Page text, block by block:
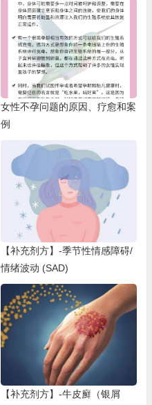
女性不孕问题的原因、疗愈和案
例
【补充剂方】-季节性情感障碍/
情绪波动 (SAD)
【补充剂方】-牛皮廯（银屑